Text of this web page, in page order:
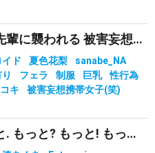
花梨先輩に襲われる 被害妄想携帯女子（笑）
ド 夏色花梨
sanabe_NA
フェラ 制服 巨乳
性行為
キ 被害妄想携帯女子(笑)
もっと. もっと? もっと! もっと!?!?